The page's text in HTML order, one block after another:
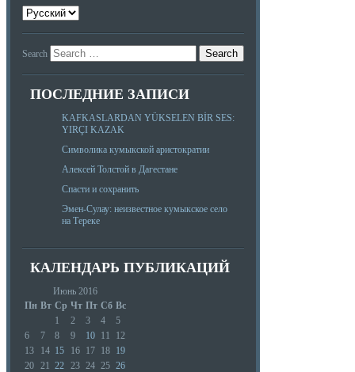
Search
ПОСЛЕДНИЕ ЗАПИСИ
KAFKASLARDAN YÜKSELEN BİR SES:
YIRÇI KAZAK
Символика кумыкской аристократии
Алексей Толстой в Дагестане
Спасти и сохранить
Эмен-Сулау: неизвестное кумыкское село
на Тереке
КАЛЕНДАРЬ ПУБЛИКАЦИЙ
Июнь 2016
Пн Вт Ср Чт Пт Сб Вс
1 2 3 4
5
6
7 8 9 10 11
12
13
14 15 16 17 18 19
20 21 22 23 24 25 26